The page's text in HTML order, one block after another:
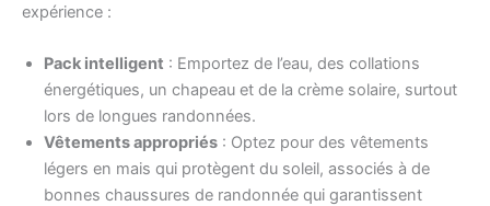
expérience :
Pack intelligent : Emportez de l’eau, des collations
énergétiques, un chapeau et de la crème solaire, surtout
lors de longues randonnées.
Vêtements appropriés : Optez pour des vêtements
légers en mais qui protègent du soleil, associés à de
bonnes chaussures de randonnée qui garantissent